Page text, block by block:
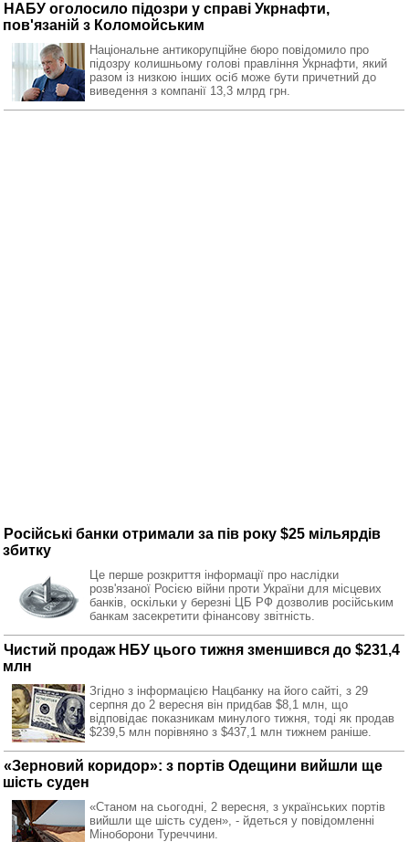
НАБУ оголосило підозри у справі Укрнафти,
пов'язаній з Коломойським
Національне антикорупційне бюро повідомило про
підозру колишньому голові правління Укрнафти, який
разом із низкою інших осіб може бути причетний до
виведення з компанії 13,3 млрд грн.
Російські банки отримали за пів року $25 мільярдів
збитку
Це перше розкриття інформації про наслідки
розв'язаної Росією війни проти України для місцевих
банків, оскільки у березні ЦБ РФ дозволив російським
банкам засекретити фінансову звітність.
Чистий продаж НБУ цього тижня зменшився до $231,4
млн
Згідно з інформацією Нацбанку на його сайті, з 29
серпня до 2 вересня він придбав $8,1 млн, що
відповідає показникам минулого тижня, тоді як продав
$239,5 млн порівняно з $437,1 млн тижнем раніше.
«Зерновий коридор»: з портів Одещини вийшли ще
шість суден
«Станом на сьогодні, 2 вересня, з українських портів
вийшли ще шість суден», - йдеться у повідомленні
Міноборони Туреччини.